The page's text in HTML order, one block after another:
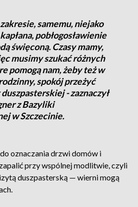
samemu, niejako
pobłogosławienie
święconą. Czasy mamy,
musimy szukać różnych
pomogą nam, żeby też w
spokój przeżyć
- zaznaczył
z Bazyliki
w Szczecinie.
oznaczania drzwi domów i
przy wspólnej modlitwie, czyli
duszpasterską — wierni mogą